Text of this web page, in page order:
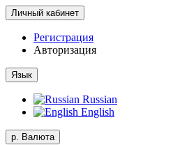
Личный кабинет
Регистрация
Авторизация
Язык
Russian
English
р. Валюта